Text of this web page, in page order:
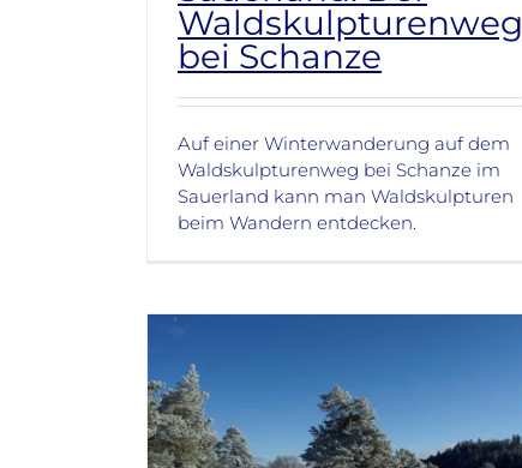
Waldskulpturenweg
bei Schanze
Auf einer Winterwanderung auf dem
Waldskulpturenweg bei Schanze im
Sauerland kann man Waldskulpturen
beim Wandern entdecken.